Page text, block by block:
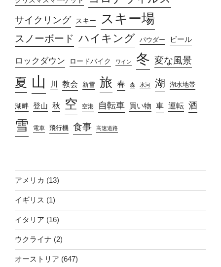
サイクリング スキー スキー場
スノーボード ハイキング パウダー ビール
ロックダウン ロードバイク ワイン 冬 変な風景
夏 山 川 教会 新雪 旅 春 森 氷河 湖 湖水地帯
湖畔 登山 秋 空 空港 自転車 買い物 車 運転 酒
雪 電車 飛行機 食事 高速道路
アメリカ (13)
イギリス (1)
イタリア (16)
ウクライナ (2)
オーストリア (647)